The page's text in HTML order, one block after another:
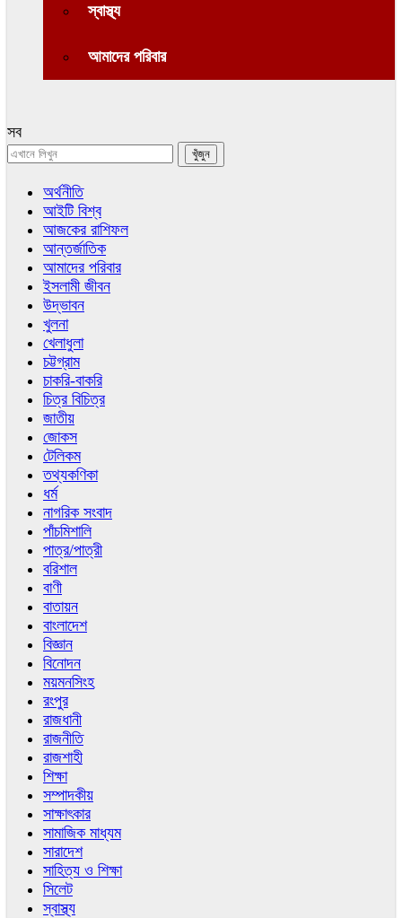
স্বাস্থ্য
আমাদের পরিবার
সব
অর্থনীতি
আইটি বিশ্ব
আজকের রাশিফল
আন্তর্জাতিক
আমাদের পরিবার
ইসলামী জীবন
উদ্ভাবন
খুলনা
খেলাধুলা
চট্টগ্রাম
চাকরি-বাকরি
চিত্র বিচিত্র
জাতীয়
জোকস
টেলিকম
তথ্যকণিকা
ধর্ম
নাগরিক সংবাদ
পাঁচমিশালি
পাত্র/পাত্রী
বরিশাল
বাণী
বাতায়ন
বাংলাদেশ
বিজ্ঞান
বিনোদন
ময়মনসিংহ
রংপুর
রাজধানী
রাজনীতি
রাজশাহী
শিক্ষা
সম্পাদকীয়
সাক্ষাৎকার
সামাজিক মাধ্যম
সারাদেশ
সাহিত্য ও শিক্ষা
সিলেট
স্বাস্থ্য